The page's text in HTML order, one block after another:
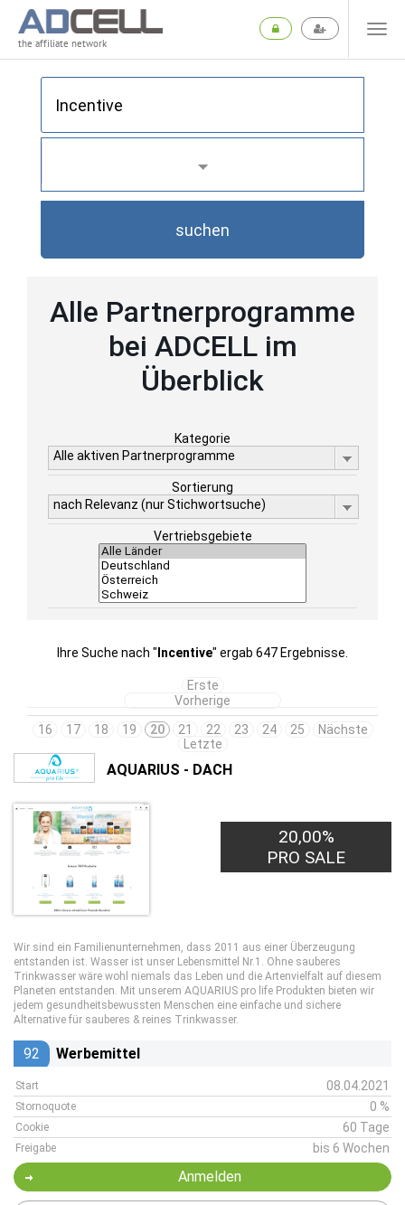
the affiliate network
suchen
Alle Partnerprogramme
bei ADCELL im
Überblick
Kategorie
Alle aktiven Partnerprogramme
Sortierung
nach Relevanz (nur Stichwortsuche)
Vertriebsgebiete
Ihre Suche nach " Incentive" ergab 647 Ergebnisse.
Erste
Vorherige
16
17 18 19 20 21 22 23 24 25
Nächste
Letzte
AQUARIUS - DACH
20,00%
PRO SALE
Wir sind ein Familienunternehmen, dass 2011 aus einer Überzeugung
entstanden ist. Wasser ist unser Lebensmittel Nr.1. Ohne sauberes
Trinkwasser wäre wohl niemals das Leben und die Artenvielfalt auf diesem
Planeten entstanden. Mit unserem AQUARIUS pro life Produkten bieten wir
jedem gesundheitsbewussten Menschen eine einfache und sichere
Alternative für sauberes & reines Trinkwasser.
92 Werbemittel
Start 08.04.2021
Stornoquote 0 %
Cookie 60 Tage
Freigabe bis 6 Wochen
Anmelden